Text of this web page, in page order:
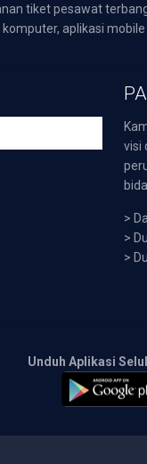
tiket pesawat
aplikasi
visi
>
>
>
Unduh Aplikasi